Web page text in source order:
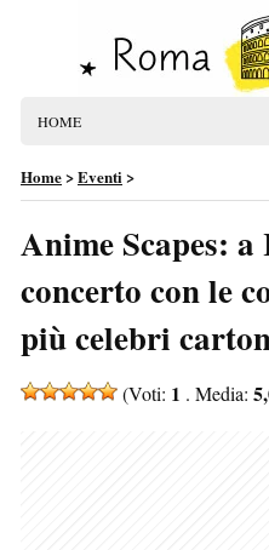
HOME
Home>Eventi>
Anime Scapes:
concerto con le
più celebri
(Voti: 1 . Media: